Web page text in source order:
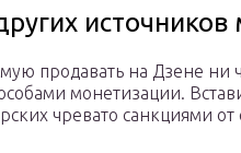
продавать на Дзене ни
монетизации.
чревато санкциями от